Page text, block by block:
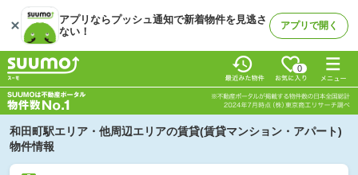
アプリならプッシュ通知で新着物件を見逃さ
ない！
アプリで開く
0
和田町駅エリア・他周辺エリアの賃貸(賃貸マンション・アパート)
物件情報